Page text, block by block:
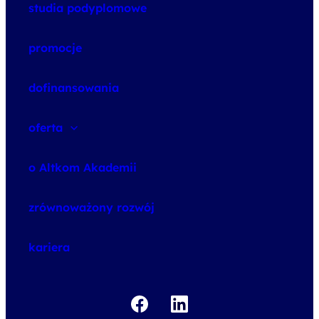
studia podyplomowe
promocje
dofinansowania
oferta
o Altkom Akademii
zrównoważony rozwój
kariera